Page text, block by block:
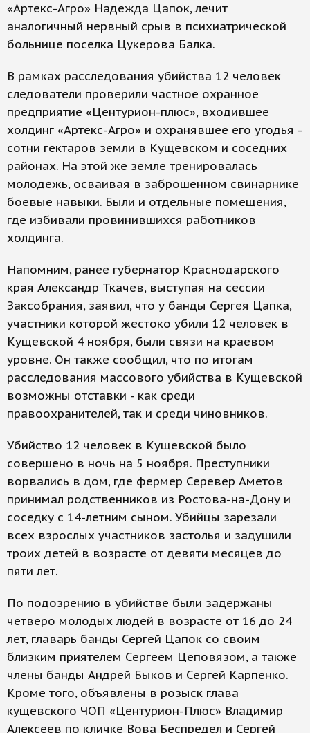
«Артекс-Агро» Надежда Цапок, лечит
аналогичный нервный срыв в психиатрической
больнице поселка Цукерова Балка.
В рамках расследования убийства 12 человек
следователи проверили частное охранное
предприятие «Центурион-плюс», входившее
холдинг «Артекс-Агро» и охранявшее его угодья -
сотни гектаров земли в Кущевском и соседних
районах. На этой же земле тренировалась
молодежь, осваивая в заброшенном свинарнике
боевые навыки. Были и отдельные помещения,
где избивали провинившихся работников
холдинга.
Напомним, ранее губернатор Краснодарского
края Александр Ткачев, выступая на сессии
Заксобрания, заявил, что у банды Сергея Цапка,
участники которой жестоко убили 12 человек в
Кущевской 4 ноября, были связи на краевом
уровне. Он также сообщил, что по итогам
расследования массового убийства в Кущевской
возможны отставки - как среди
правоохранителей, так и среди чиновников.
Убийство 12 человек в Кущевской было
совершено в ночь на 5 ноября. Преступники
ворвались в дом, где фермер Серевер Аметов
принимал родственников из Ростова-на-Дону и
соседку с 14-летним сыном. Убийцы зарезали
всех взрослых участников застолья и задушили
троих детей в возрасте от девяти месяцев до
пяти лет.
По подозрению в убийстве были задержаны
четверо молодых людей в возрасте от 16 до 24
лет, главарь банды Сергей Цапок со своим
близким приятелем Сергеем Цеповязом, а также
члены банды Андрей Быков и Сергей Карпенко.
Кроме того, объявлены в розыск глава
кущевского ЧОП «Центурион-Плюс» Владимир
Алексеев по кличке Вова Беспредел и Сергей